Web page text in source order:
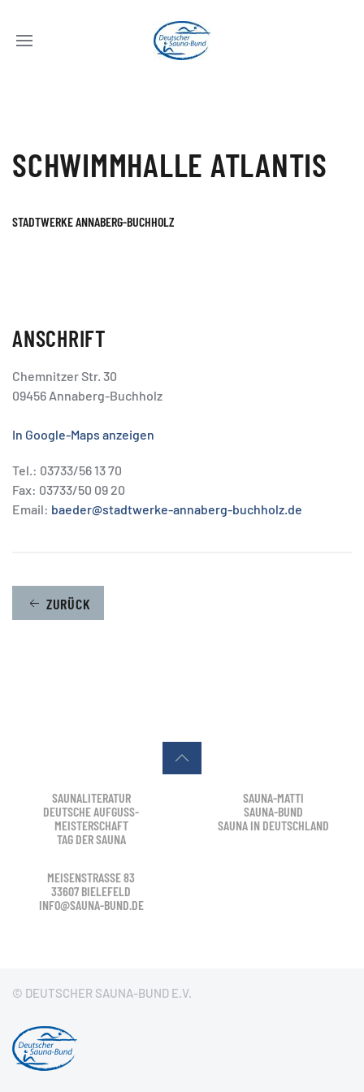
SCHWIMMHALLE ATLANTIS
STADTWERKE ANNABERG-BUCHHOLZ
ANSCHRIFT
Chemnitzer Str. 30
09456 Annaberg-Buchholz
In Google-Maps anzeigen
Tel.: 03733/56 13 70
Fax: 03733/50 09 20
Email: baeder@stadtwerke-annaberg-buchholz.de
ZURÜCK
SAUNALITERATUR
DEUTSCHE AUFGUSS-
MEISTERSCHAFT
TAG DER SAUNA
SAUNA-MATTI
SAUNA-BUND
SAUNA IN DEUTSCHLAND
MEISENSTRASSE 83
33607 BIELEFELD
INFO@SAUNA-BUND.DE
© DEUTSCHER SAUNA-BUND E.V.